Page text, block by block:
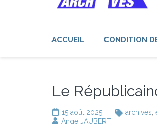
ACCUEIL CONDITION
Le
15 août 2025 archives
Ange JAUBERT